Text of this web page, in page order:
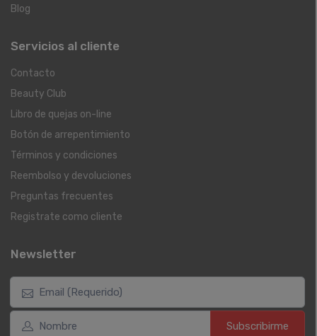
Blog
Servicios al cliente
Contacto
Beauty Club
Libro de quejas on-line
Botón de arrepentimiento
Términos y condiciones
Reembolso y devoluciones
Preguntas frecuentes
Registrate como cliente
Newsletter
Subscribirme